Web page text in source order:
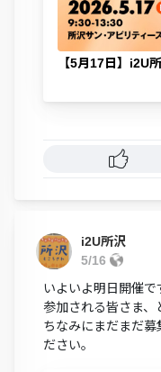
【5月17日】i2U
i2U所沢
5/16
いよいよ明日開催で
参加される皆さま、
ちなみにまだまだ募
ださい。